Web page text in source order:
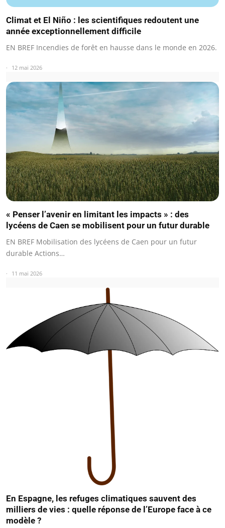
Climat et El Niño : les scientifiques redoutent une
année exceptionnellement difficile
EN BREF Incendies de forêt en hausse dans le monde en 2026.
12 mai 2026
« Penser l’avenir en limitant les impacts » : des
lycéens de Caen se mobilisent pour un futur durable
EN BREF Mobilisation des lycéens de Caen pour un futur
durable Actions…
11 mai 2026
En Espagne, les refuges climatiques sauvent des
milliers de vies : quelle réponse de l’Europe face à ce
modèle ?